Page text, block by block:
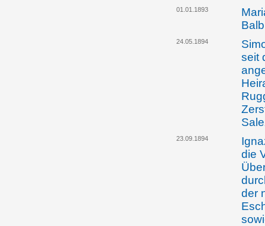
01.01.1893
24.05.1894
seit
23.09.1894
die
der